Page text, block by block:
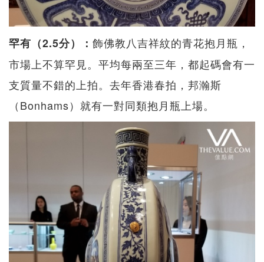
罕有（2.5分）： 飾佛教八吉祥紋的青花抱月瓶，
市場上不算罕見。平均每兩至三年，都起碼會有一
支質量不錯的上拍。去年香港春拍，邦瀚斯
（Bonhams）就有一對同類抱月瓶上場。